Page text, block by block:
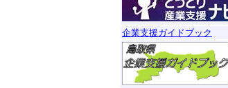
企業支援ガイドブック